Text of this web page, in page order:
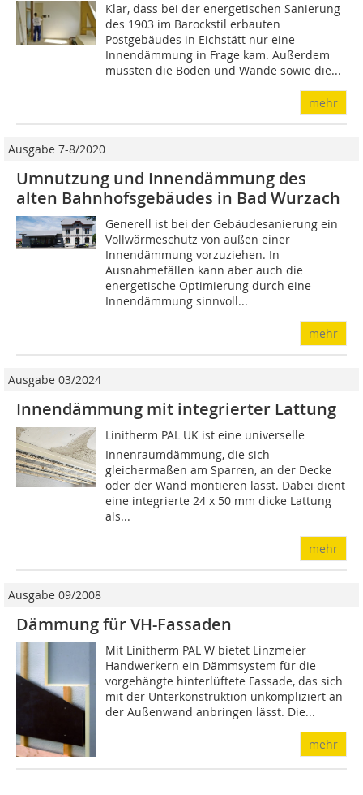
Klar, dass bei der energetischen Sanierung
des 1903 im Barockstil erbauten
Postgebäudes in Eichstätt nur eine
Innendämmung in Frage kam. Außerdem
mussten die Böden und Wände sowie die...
mehr
Ausgabe 7-8/2020
Umnutzung und Innendämmung des
alten Bahnhofsgebäudes in Bad Wurzach
Generell ist bei der Gebäudesanierung ein
Vollwärmeschutz von außen einer
Innendämmung vorzuziehen. In
Ausnahmefällen kann aber auch die
energetische Optimierung durch eine
Innendämmung sinnvoll...
mehr
Ausgabe 03/2024
Innendämmung mit integrierter Lattung
Linitherm PAL UK ist eine universelle
Innenraumdämmung, die sich
gleichermaßen am Sparren, an der Decke
oder der Wand montieren lässt. Dabei dient
eine integrierte 24 x 50 mm dicke Lattung
als...
mehr
Ausgabe 09/2008
Dämmung für VH-Fassaden
Mit Linitherm PAL W bietet Linzmeier
Handwerkern ein Dämmsystem für die
vorgehängte hinterlüftete Fassade, das sich
mit der Unterkonstruktion unkompliziert an
der Außenwand anbringen lässt. Die...
mehr